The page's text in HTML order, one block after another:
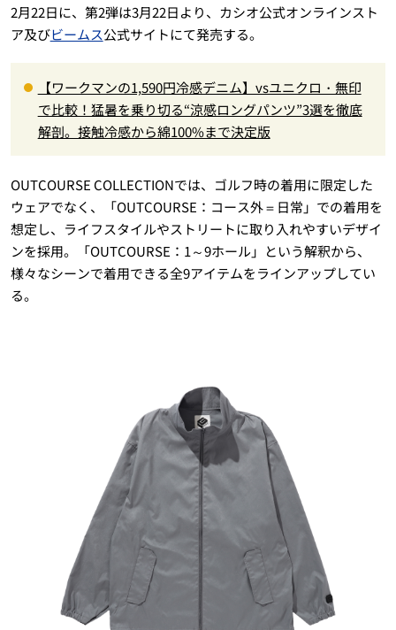
2月22日に、第2弾は3月22日より、カシオ公式オンラインスト
ア及びビームス公式サイトにて発売する。
【ワークマンの1,590円冷感デニム】vsユニクロ・無印
で比較！猛暑を乗り切る“涼感ロングパンツ”3選を徹底
解剖。接触冷感から綿100%まで決定版
OUTCOURSE COLLECTIONでは、ゴルフ時の着用に限定した
ウェアでなく、「OUTCOURSE：コース外＝日常」での着用を
想定し、ライフスタイルやストリートに取り入れやすいデザイ
ンを採用。「OUTCOURSE：1～9ホール」という解釈から、
様々なシーンで着用できる全9アイテムをラインアップしてい
る。